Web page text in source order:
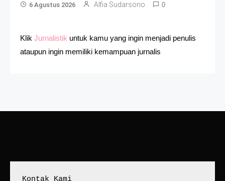
6 Agustus 2026 Alfia Sudarsono 0
Klik Jurnalistik untuk kamu yang ingin menjadi penulis
ataupun ingin memiliki kemampuan jurnalis